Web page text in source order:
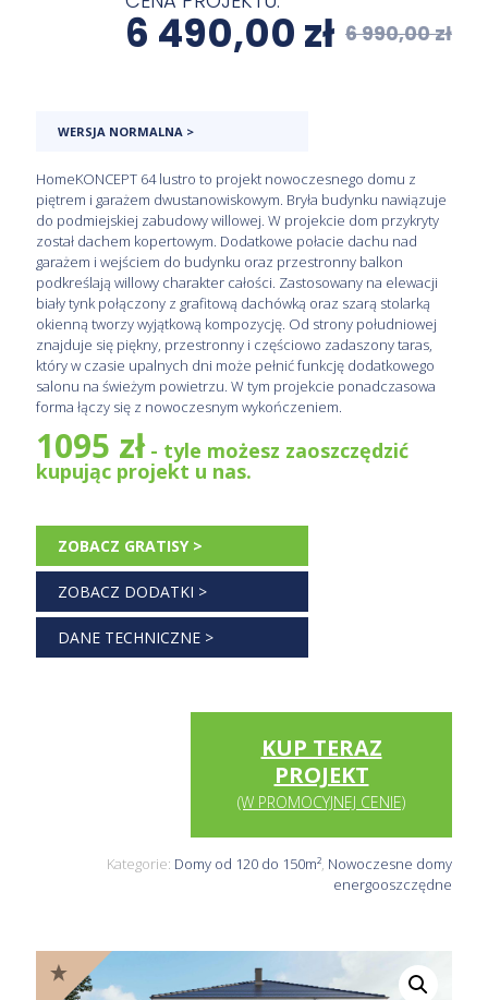
6 990,00zł
6 490,00zł
WERSJA NORMALNA >
HomeKONCEPT 64 lustro to projekt nowoczesnego domu z
piętrem i garażem dwustanowiskowym. Bryła budynku
nawiązuje do podmiejskiej zabudowy willowej. W projekcie
dom przykryty został dachem kopertowym. Dodatkowe
połacie dachu nad garażem i wejściem do budynku oraz
przestronny balkon podkreślają willowy charakter całości.
Zastosowany na elewacji biały tynk połączony z grafitową
dachówką oraz szarą stolarką okienną tworzy wyjątkową
kompozycję. Od strony południowej znajduje się piękny,
przestronny i częściowo zadaszony taras, który w czasie
upalnych dni może pełnić funkcję dodatkowego salonu na
świeżym powietrzu. W tym projekcie ponadczasowa forma
1095 zł- tyle możesz zaoszczędzić
kupując projekt u nas.
ZOBACZ GRATISY >
ZOBACZ DODATKI >
DANE TECHNICZNE >
KUP TERAZ
PROJEKT
Nowoczesne domy
CHCĘ RABAT NA PROJEKT